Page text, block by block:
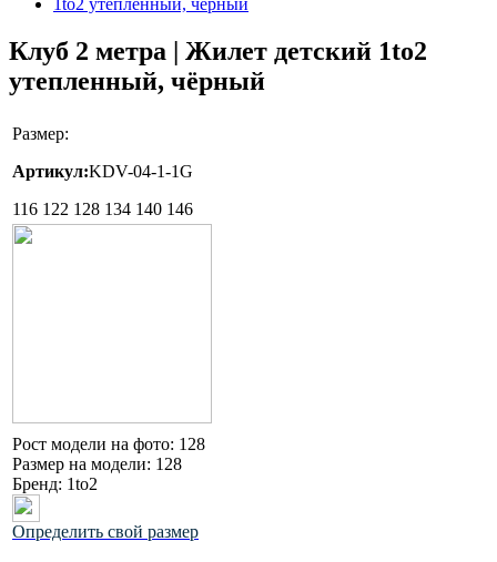
Клуб 2 метра | Жилет детский 1to2
утепленный, чёрный
Размер:
Артикул:KDV-04-1-1G
116 122 128 134 140 146
Рост модели на фото: 128
Размер на модели: 128
Бренд: 1to2
Определить свой размер